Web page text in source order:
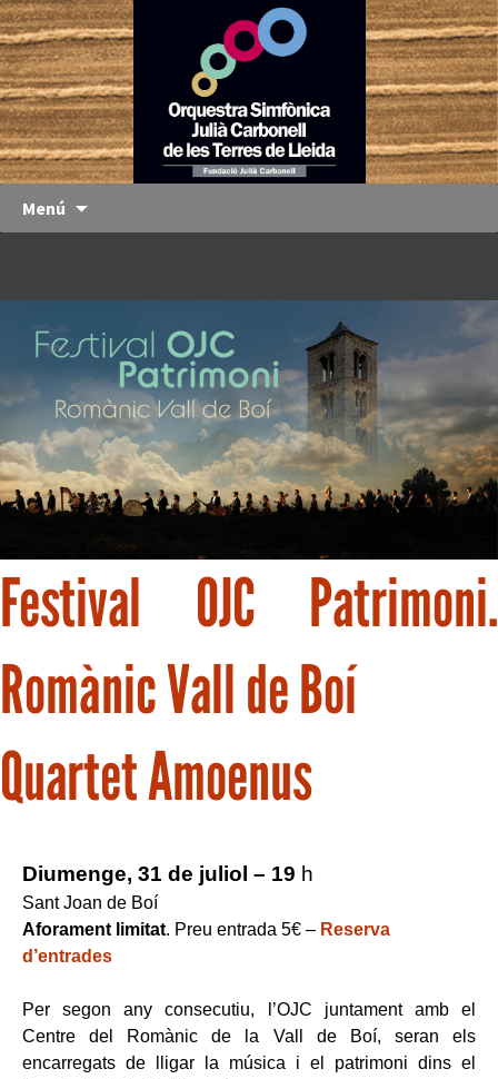
OJC
Orquestra
Simfònica
Julià
Carbonell
de les
Terres de
Lleida
Menú
Festival OJC Patrimoni.
Romànic Vall de Boí
Quartet Amoenus
Diumenge, 31 de juliol – 19 h
Sant Joan de Boí
Aforament limitat. Preu entrada 5€ – Reserva
d’entrades
Per segon any consecutiu, l’OJC juntament amb el
Centre del Romànic de la Vall de Boí, seran els
encarregats de lligar la música i el patrimoni dins el